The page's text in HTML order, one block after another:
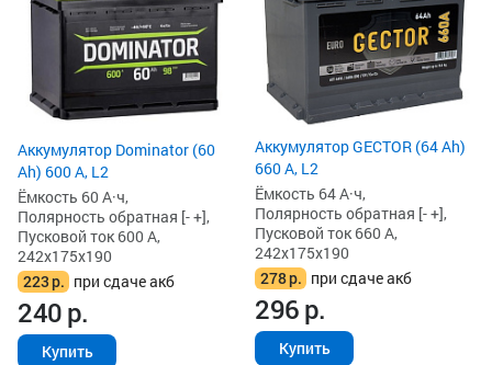
Аккумулятор Dominator (60
Ah) 600 А, L2
Ёмкость 60 А·ч,
Полярность обратная [- +],
Пусковой ток 600 А,
242x175x190
223р. при сдаче акб
240р.
Купить
Аккумулятор GECTOR (64 Ah)
660 А, L2
Ёмкость 64 А·ч,
Полярность обратная [- +],
Пусковой ток 660 А,
242x175x190
278р. при сдаче акб
296р.
Купить